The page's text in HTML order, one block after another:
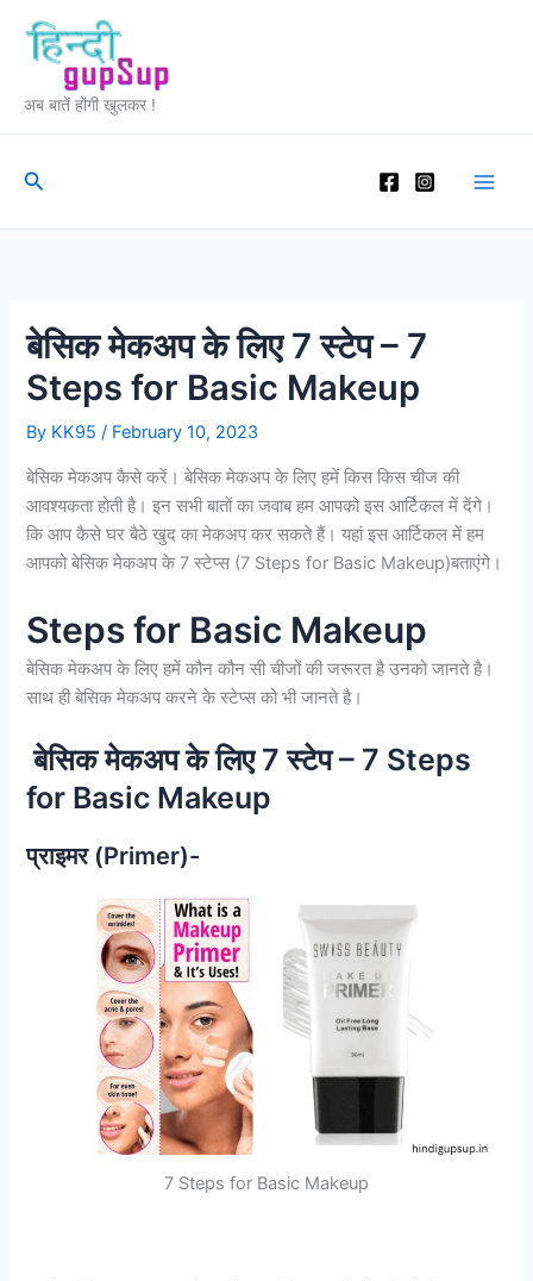
content
अब बातें होंगी खुलकर !
Search
बेसिक मेकअप के लिए 7 स्टेप – 7
Steps for Basic Makeup
By KK95/ February 10, 2023
बेसिक मेकअप कैसे करें। बेसिक मेकअप के लिए हमें किस किस चीज की
आवश्यकता होती है। इन सभी बातों का जवाब हम आपको इस आर्टिकल में देंगे।
कि आप कैसे घर बैठे खुद का मेकअप कर सकते हैं। यहां इस आर्टिकल में हम
आपको बेसिक मेकअप के 7 स्टेप्स (7 Steps for Basic Makeup)बताएंगे।
Steps for Basic Makeup
बेसिक मेकअप के लिए हमें कौन कौन सी चीजों की जरूरत है उनको जानते है।
साथ ही बेसिक मेकअप करने के स्टेप्स को भी जानते है।
बेसिक मेकअप के लिए 7 स्टेप – 7 Steps
for Basic Makeup
प्राइमर (Primer)-
7 Steps for Basic Makeup